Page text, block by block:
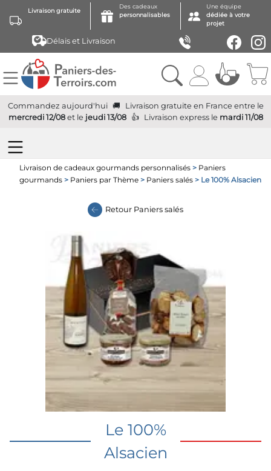
Livraison gratuite
Des cadeaux
personnalisables
Une équipe
dédiée à votre
projet
Délais et Livraison
Commandez aujourd'hui Livraison gratuite en France entre le
mercredi 12/08et le jeudi 13/08 Livraison expressle mardi 11/08
Livraison de cadeaux gourmands personnalisés > Paniers
gourmands > Paniers par Thème > Paniers salés > Le 100% Alsacien
Retour Paniers salés
Le 100%
Alsacien